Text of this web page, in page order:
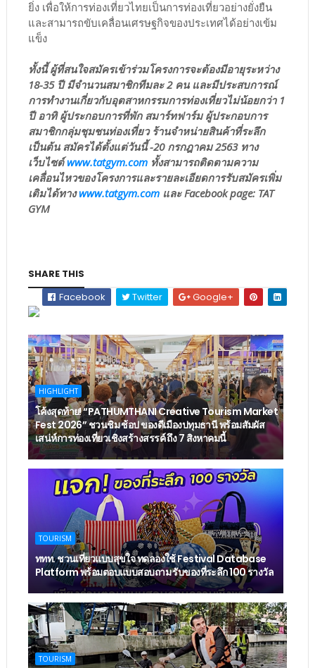
ยิ่ง เพื่อให้การท่องเที่ยวไทยเป็นการท่องเที่ยวอย่างยั่งยืน
และสามารถขับเคลื่อนเศรษฐกิจของประเทศได้อย่างเข้ม
แข็ง
ทั้งนี้ ผู้ที่สนใจสมัครเข้าร่วมโครงการจะต้องมีอายุระหว่าง
18-35 ปี มีจำนวนสมาชิกทีมละ 2 คน และมีประสบการณ์
การทำงานเกี่ยวกับอุตสาหกรรมการท่องเที่ยวไม่น้อยกว่า 1
ปี อาทิ ผู้ประกอบการที่พัก สมาร์ทฟาร์ม ผู้ประกอบการ
สมาชิกกลุ่มชุมชนท่องเที่ยว ร้านจำหน่ายสินค้าที่ระลึก
เป็นต้น สมัครได้ตั้งแต่วันนี้ -20 กรกฎาคม 2563 ทาง
เว็บไซต์www.tatgym.comทั้งสามารถติดตามความ
เคลื่อนไหวของโครงการและรายละเอียดการรับสมัครเพิ่ม
เติมได้ทางwww.tatgym.comและ Facebook page: TAT
GYM
SHARE THIS
Facebook
Twitter Google+
HIGHLIGHT
โค้งสุดท้าย! “PATHUMTHANI Creative Tourism Market
Fest 2026” ชวนชิม ช้อป ของดีเมืองปทุมธานี พร้อมสัมผัส
เสน่ห์การท่องเที่ยวเชิงสร้างสรรค์ ถึง 7 สิงหาคมนี้
TOURISM
ททท. ชวนเที่ยวแบบสุขใจ ทดลองใช้ Festival Database
Platform พร้อมตอบแบบสอบถาม รับของที่ระลึก 100 รางวัล
TOURISM